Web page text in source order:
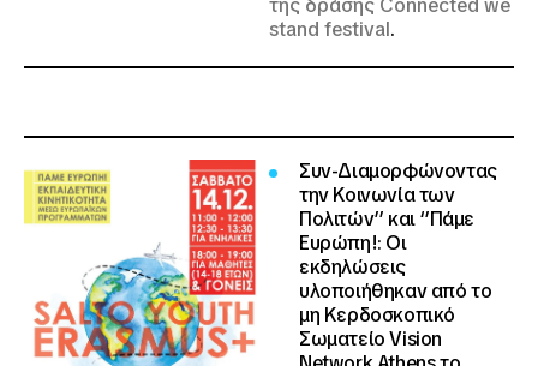
της δράσης Connected we
stand festival.
Συν-Διαμορφώνοντας
την Κοινωνία των
Πολιτών’’ και ‘’Πάμε
Ευρώπη!: Οι
εκδηλώσεις
υλοποιήθηκαν από το
μη Κερδοσκοπικό
Σωματείο Vision